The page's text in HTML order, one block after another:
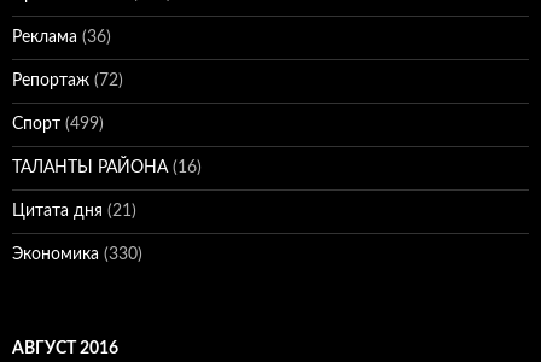
Реклама (36)
Репортаж (72)
Спорт (499)
ТАЛАНТЫ РАЙОНА(16)
Цитата дня (21)
Экономика (330)
АВГУСТ 2016